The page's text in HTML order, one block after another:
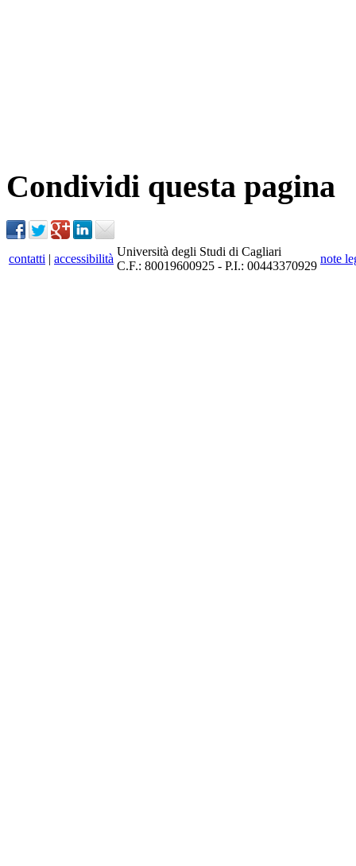
Condividi questa pagina
contatti | accessibilità
Università degli Studi di Cagliari
C.F.: 80019600925 - P.I.: 00443370929
note